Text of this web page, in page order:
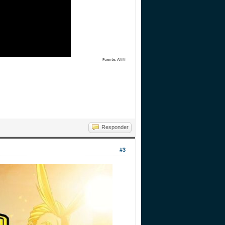
Fuente: ANN
Responder
#3